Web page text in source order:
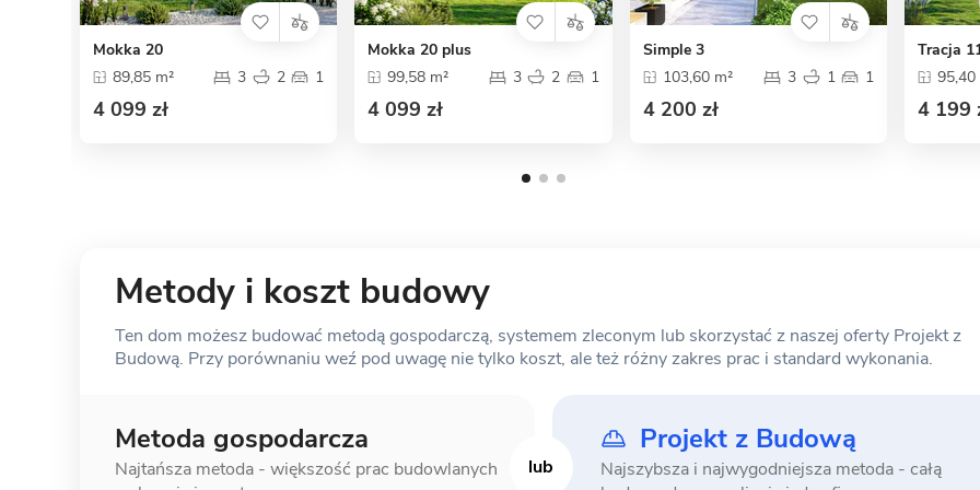
Mokka 20
89,85 m²
3 2 1
4 099 zł
Mokka 20 plus
99,58 m²
3 2 1
4 099 zł
Simple 3
103,60 m²
3 1 1
4 200 zł
Tracja
95,40
4 199
Metody i koszt budowy
Ten dom możesz budować metodą gospodarczą, systemem zleconym lub skorzystać z naszej oferty Projekt z
Budową. Przy porównaniu weź pod uwagę nie tylko koszt, ale też różny zakres prac i standard wykonania.
Metoda gospodarcza
Najtańsza metoda - większość prac budowlanych
Projekt z Budową
Najszybsza i najwygodniejsza metoda -całą